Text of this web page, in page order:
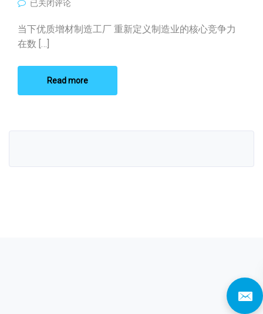
当下优质增材制造工厂
已关闭评论
当下优质增材制造工厂 重新定义制造业的核心竞争力
在数 […]
Read more